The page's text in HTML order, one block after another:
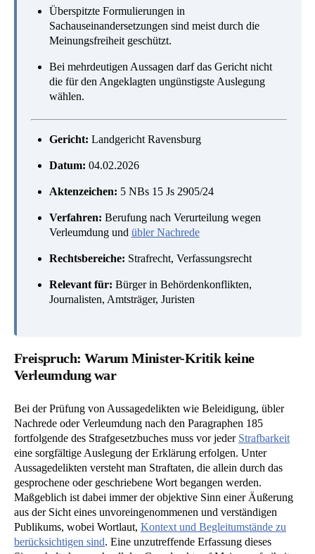
Überspitzte Formulierungen in
Sachauseinandersetzungen sind meist durch die
Meinungsfreiheit geschützt.
Bei mehrdeutigen Aussagen darf das Gericht nicht
die für den Angeklagten ungünstigste Auslegung
wählen.
Gericht: Landgericht Ravensburg
Datum: 04.02.2026
Aktenzeichen: 5 NBs 15 Js 2905/24
Verfahren: Berufung nach Verurteilung wegen
Verleumdung und übler Nachrede
Rechtsbereiche: Strafrecht, Verfassungsrecht
Relevant für: Bürger in Behördenkonflikten,
Journalisten, Amtsträger, Juristen
Freispruch: Warum Minister-Kritik keine
Verleumdung war
Bei der Prüfung von Aussagedelikten wie Beleidigung, übler
Nachrede oder Verleumdung nach den Paragraphen 185
fortfolgende des Strafgesetzbuches muss vor jeder Strafbarkeit
eine sorgfältige Auslegung der Erklärung erfolgen. Unter
Aussagedelikten versteht man Straftaten, die allein durch das
gesprochene oder geschriebene Wort begangen werden.
Maßgeblich ist dabei immer der objektive Sinn einer Äußerung
aus der Sicht eines unvoreingenommenen und verständigen
Publikums, wobei Wortlaut, Kontext und Begleitumstände zu
berücksichtigen sind. Eine unzutreffende Erfassung dieses